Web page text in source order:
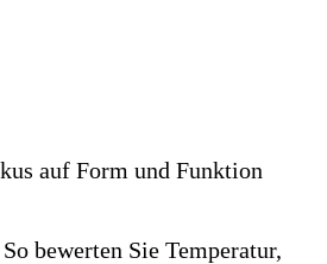
auf Form und Funktion
bewerten Sie Temperatur,